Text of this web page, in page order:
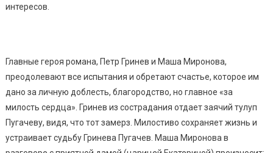
интересов.
Главные героя романа, Петр Гринев и Маша Миронова,
преодолевают все испытания и обретают счастье, которое им
дано за личную доблесть, благородство, но главное «за
милость сердца». Гринев из сострадания отдает заячий тулуп
Пугачеву, видя, что тот замерз. Милостиво сохраняет жизнь и
устраивает судьбу Гринева Пугачев. Маша Миронова в